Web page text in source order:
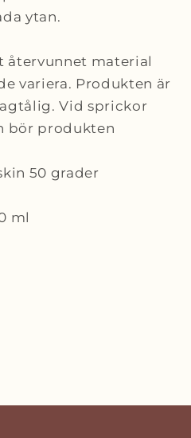
ytan.
återvunnet material
variera. Produkten är
Vid sprickor
bör produkten
50 grader
ml